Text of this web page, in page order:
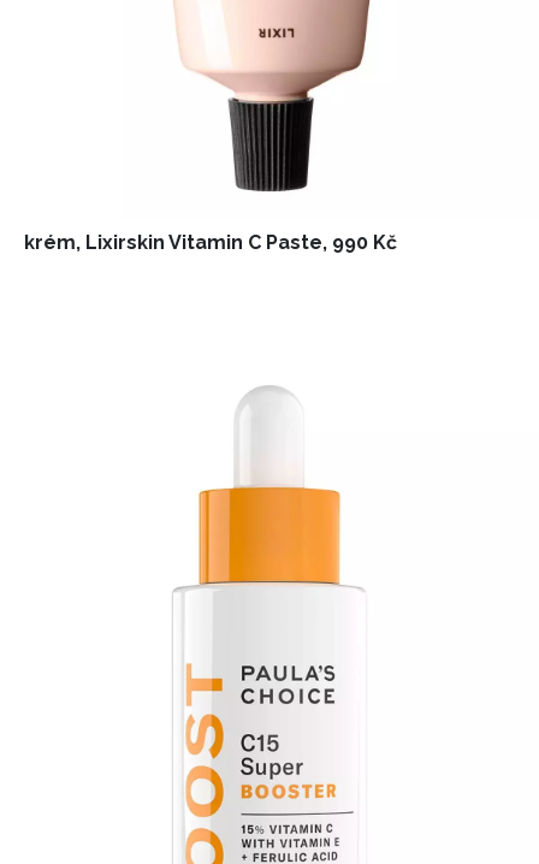
krém, Lixirskin Vitamin C Paste, 990 Kč